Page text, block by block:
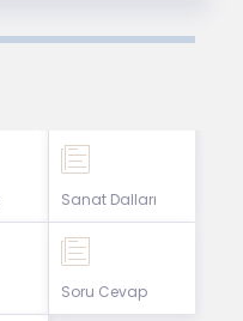
Sanat Dalları
Soru Cevap